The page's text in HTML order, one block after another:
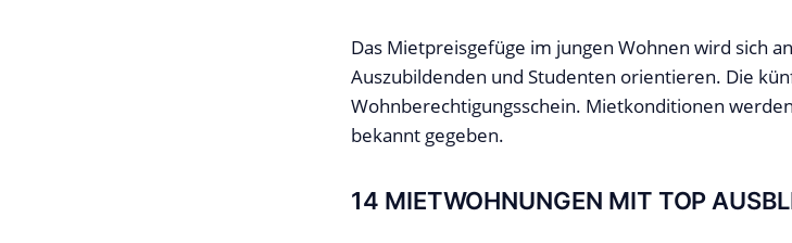
Das Mietpreisgefüge im jungen Wohnen wird sich
Auszubildenden und Studenten orientieren. Die
Wohnberechtigungsschein. Mietkonditionen
bekannt gegeben.
14 MIETWOHNUNGEN MIT TOP